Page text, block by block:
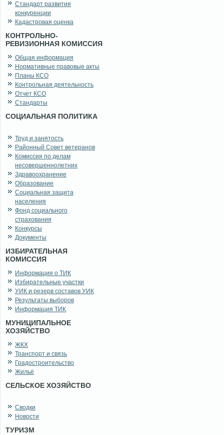
Стандарт развития
конкуренции
Кадастровая оценка
КОНТРОЛЬНО-
РЕВИЗИОННАЯ КОМИССИЯ
Общая информация
Нормативные правовые акты
Планы КСО
Контрольная деятельность
Отчет КСО
Стандарты
СОЦИАЛЬНАЯ ПОЛИТИКА
Труд и занятость
Районный Совет ветеранов
Комиссия по делам
несовершеннолетних
Здравоохранение
Образование
Социальная защита
населения
Фонд социального
страхования
Конкурсы
Документы
ИЗБИРАТЕЛЬНАЯ
КОМИССИЯ
Информация о ТИК
Избирательные участки
УИК и резерв составов УИК
Результаты выборов
Информация ТИК
МУНИЦИПАЛЬНОЕ
ХОЗЯЙСТВО
ЖКХ
Транспорт и связь
Градостроительство
Жильё
СЕЛЬСКОЕ ХОЗЯЙСТВО
Сводки
Новости
ТУРИЗМ